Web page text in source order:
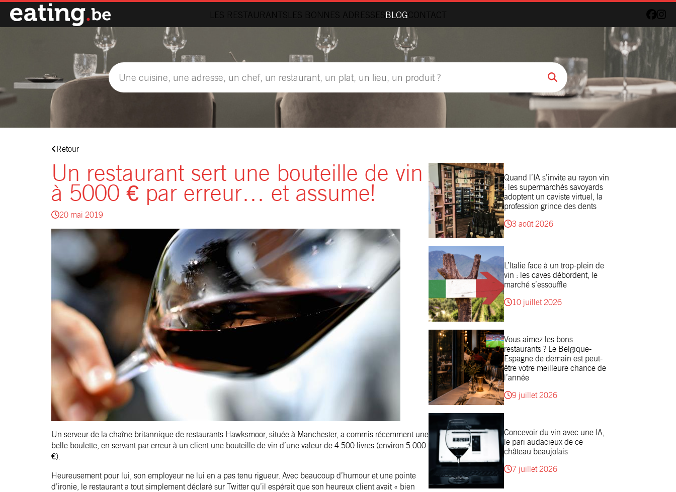
LES RESTAURANTSLES BONNES ADRESSESBLOGCONTACT
Retour
Un restaurant sert une bouteille de vin
à 5000 € par erreur… et assume!
20 mai 2019
Un serveur de la chaîne britannique de restaurants Hawksmoor, située à Manchester, a commis récemment une
belle boulette, en servant par erreur à un client une bouteille de vin d’une valeur de 4.500 livres (environ 5.000
€).
Heureusement pour lui, son employeur ne lui en a pas tenu rigueur. Avec beaucoup d’humour et une pointe
d’ironie, le restaurant a tout simplement déclaré sur Twitter qu’il espérait que son heureux client avait « bien
Quand l’IA s’invite au rayon vin
: les supermarchés savoyards
adoptent un caviste virtuel, la
profession grince des dents
3 août 2026
L’Italie face à un trop-plein de
vin : les caves débordent, le
marché s’essouffle
10 juillet 2026
Vous aimez les bons
restaurants ? Le Belgique-
Espagne de demain est peut-
être votre meilleure chance de
l’année
9 juillet 2026
Concevoir du vin avec une IA,
le pari audacieux de ce
château beaujolais
7 juillet 2026